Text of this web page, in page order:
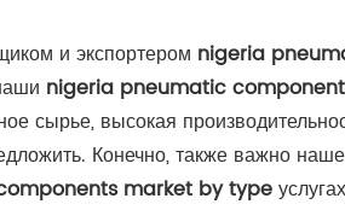
и экспортером nigeria
nigeria pneumatic
сырье, высокая
Конечно, также важно
market by type